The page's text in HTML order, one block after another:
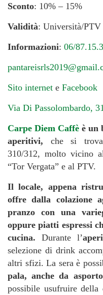
Sconto: 10% – 15%
Validità: Università/PTV
Informazioni: 06/
Sito internet e Facebook
Via Di Passolombardo,
Carpe Diem Caffèè un
aperitivi, che si
310/312, molto vicino
“Tor Vergata” e al PTV.
Il locale, appena
offre dalla colazione
pranzo con una
oppure piatti espressi
cucina. Durante l’
selezione di drink
altri sfizi. La sera è
pala, anche da asporto
possibile usufruire della